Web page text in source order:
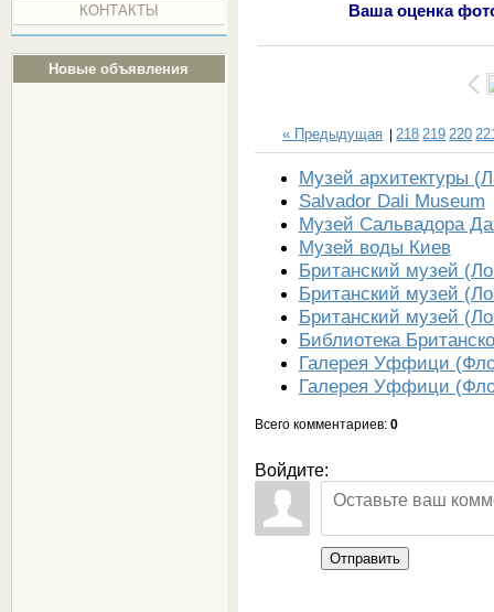
КОНТАКТЫ
Новые объявления
Ваша оценка
« Предыдущая | 218 219 220
Музей архитектуры
Salvador Dali Museum
Музей Сальвадора
Музей воды Киев
Британский музей
Британский музей
Британский музей
Библиотека
Галерея Уффици
Галерея Уффици
Всего комментариев: 0
Войдите:
Отправить